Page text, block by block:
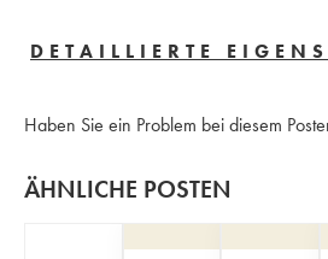
DETAILLIERTE
Haben Sie ein Problem bei diesem
ÄHNLICHE POSTEN